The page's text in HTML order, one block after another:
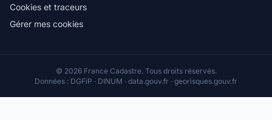
Cookies et traceurs
Gérer mes cookies
© 2026 France Cadastre. Tous droits réservés.
Données : DGFiP · DINUM · data.gouv.fr · georisques.gouv.fr